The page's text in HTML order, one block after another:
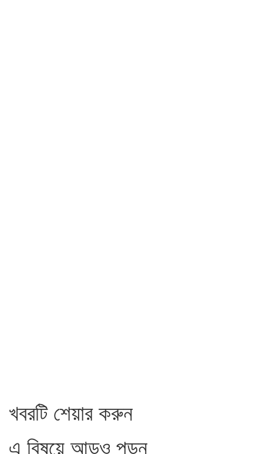
খবরটি শেয়ার করুন
এ বিষয়ে আড়ও পড়ুন